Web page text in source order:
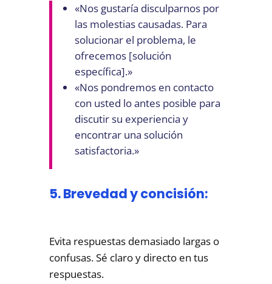
«Nos gustaría disculparnos por
las molestias causadas. Para
solucionar el problema, le
ofrecemos [solución
específica].»
«Nos pondremos en contacto
con usted lo antes posible para
discutir su experiencia y
encontrar una solución
satisfactoria.»
5. Brevedad y concisión:
Evita respuestas demasiado largas o
confusas. Sé claro y directo en tus
respuestas.